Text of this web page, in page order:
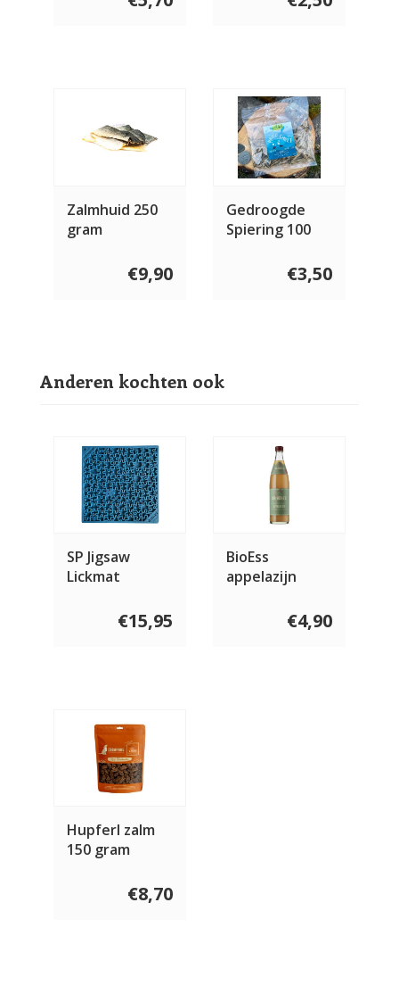
Zalmhuid 250
gram
€9,90
Gedroogde
Spiering 100
€3,50
Anderen kochten ook
SP Jigsaw
Lickmat
€15,95
BioEss
appelazijn
€4,90
Hupferl zalm
150 gram
€8,70